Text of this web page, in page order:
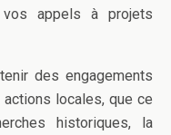
appels à projets
des engagements
locales, que ce
historiques, la